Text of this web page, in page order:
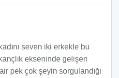
seven iki erkekle bu
ekseninde gelişen
pek çok şeyin sorgulandığı